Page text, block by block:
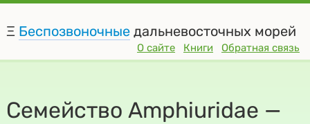
Ξ Беспозвоночныедальневосточных морей
О сайте Книги Обратная связь
Семейство Amphiuridae —